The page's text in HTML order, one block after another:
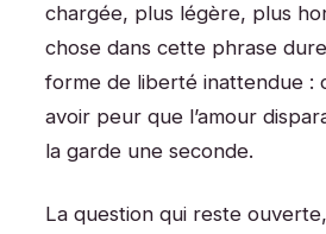
chargée, plus légère, plus
chose dans cette phrase
forme de liberté inattendue :
avoir peur que l’amour
la garde une seconde.
La question qui reste